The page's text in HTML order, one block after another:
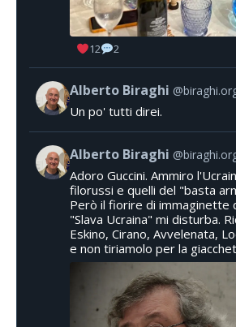
12 2
Alberto Biraghi
Un po' tutti direi.
Alberto Biraghi
Adoro Guccini. Ammiro
filorussi e quelli del "basta
Però il fiorire di immaginette
"Slava Ucraina" mi disturba.
Eskino, Cirano, Avvelenata,
e non tiriamolo per la